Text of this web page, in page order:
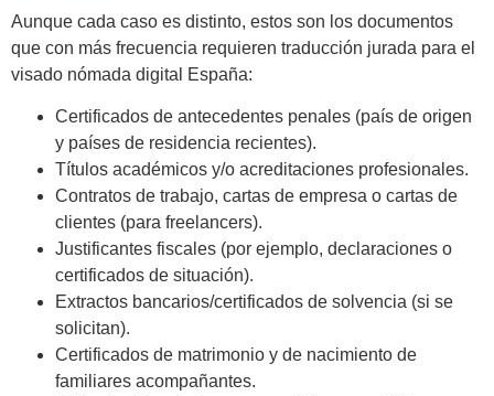
Aunque cada caso es distinto, estos son los documentos
que con más frecuencia requieren traducción jurada para el
visado nómada digital España:
Certificados de antecedentes penales (país de origen
y países de residencia recientes).
Títulos académicos y/o acreditaciones profesionales.
Contratos de trabajo, cartas de empresa o cartas de
clientes (para freelancers).
Justificantes fiscales (por ejemplo, declaraciones o
certificados de situación).
Extractos bancarios/certificados de solvencia (si se
solicitan).
Certificados de matrimonio y de nacimiento de
familiares acompañantes.